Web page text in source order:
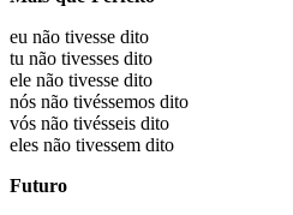
eu não tivesse dito
tu não tivesses dito
ele não tivesse dito
nós não tivéssemos dito
vós não tivésseis dito
eles não tivessem dito
Futuro